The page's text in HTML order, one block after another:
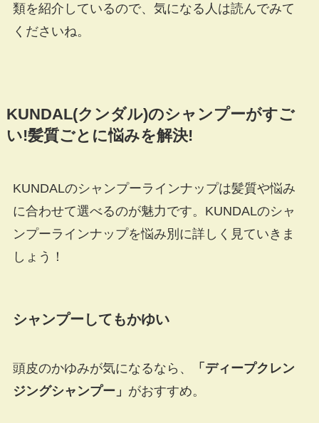
類を紹介しているので、気になる人は読んでみて
くださいね。
KUNDAL(クンダル)のシャンプーがすご
い!髪質ごとに悩みを解決!
KUNDALのシャンプーラインナップは髪質や悩み
に合わせて選べるのが魅力です。KUNDALのシャ
ンプーラインナップを悩み別に詳しく見ていきま
しょう！
シャンプーしてもかゆい
頭皮のかゆみが気になるなら、
「ディープクレン
ジングシャンプー」 がおすすめ。